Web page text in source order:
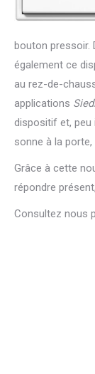
bouton pressoir.
également ce
au rez-de-
applications
dispositif et, peu
sonne à la
Grâce à cette
répondre
Consultez nous